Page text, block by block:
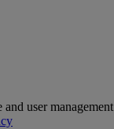
user management